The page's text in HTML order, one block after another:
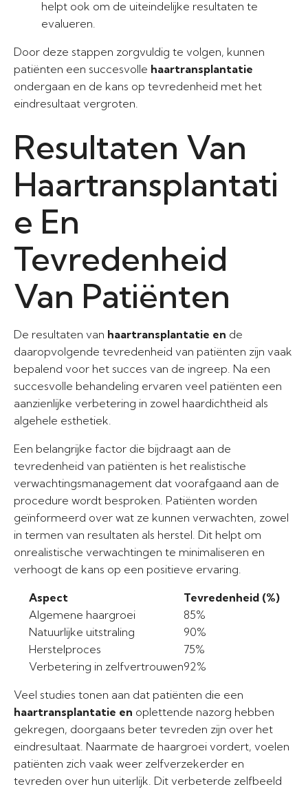
helpt ook om de uiteindelijke resultaten te
evalueren.
Door deze stappen zorgvuldig te volgen, kunnen
patiënten een succesvolle haartransplantatie
ondergaan en de kans op tevredenheid met het
eindresultaat vergroten.
Resultaten Van
Haartransplantati
e En
Tevredenheid
Van Patiënten
De resultaten van haartransplantatie en de
daaropvolgende tevredenheid van patiënten zijn vaak
bepalend voor het succes van de ingreep. Na een
succesvolle behandeling ervaren veel patiënten een
aanzienlijke verbetering in zowel haardichtheid als
algehele esthetiek.
Een belangrijke factor die bijdraagt aan de
tevredenheid van patiënten is het realistische
verwachtingsmanagement dat voorafgaand aan de
procedure wordt besproken. Patiënten worden
geïnformeerd over wat ze kunnen verwachten, zowel
in termen van resultaten als herstel. Dit helpt om
onrealistische verwachtingen te minimaliseren en
verhoogt de kans op een positieve ervaring.
Aspect
Tevredenheid (%)
Algemene haargroei
85%
Natuurlijke uitstraling
90%
Herstelproces
75%
Verbetering in zelfvertrouwen92%
Veel studies tonen aan dat patiënten die een
haartransplantatie en oplettende nazorg hebben
gekregen, doorgaans beter tevreden zijn over het
eindresultaat. Naarmate de haargroei vordert, voelen
patiënten zich vaak weer zelfverzekerder en
tevreden over hun uiterlijk. Dit verbeterde zelfbeeld